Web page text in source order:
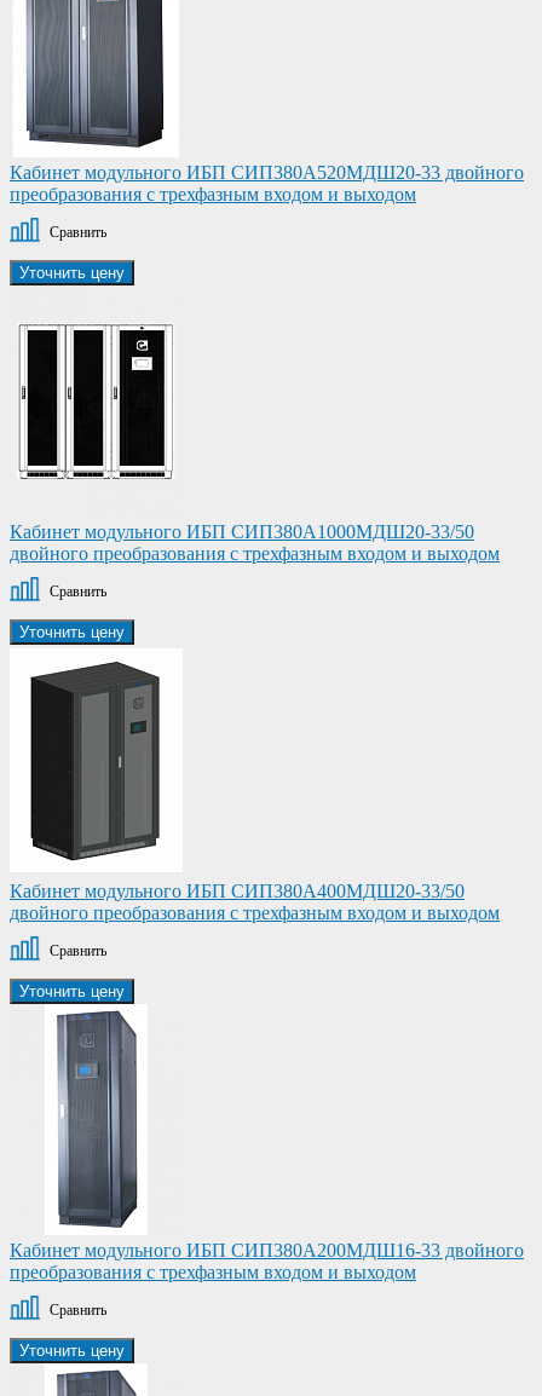
Кабинет модульного ИБП СИП380А520МДШ20-33 двойного
преобразования с трехфазным входом и выходом
Сравнить
Уточнить цену
Кабинет модульного ИБП СИП380А1000МДШ20-33/50
двойного преобразования с трехфазным входом и выходом
Сравнить
Уточнить цену
Кабинет модульного ИБП СИП380А400МДШ20-33/50
двойного преобразования с трехфазным входом и выходом
Сравнить
Уточнить цену
Кабинет модульного ИБП СИП380А200МДШ16-33 двойного
преобразования с трехфазным входом и выходом
Сравнить
Уточнить цену